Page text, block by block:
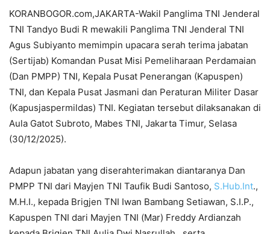
KORANBOGOR.com,JAKARTA-Wakil Panglima TNI Jenderal
TNI Tandyo Budi R mewakili Panglima TNI Jenderal TNI
Agus Subiyanto memimpin upacara serah terima jabatan
(Sertijab) Komandan Pusat Misi Pemeliharaan Perdamaian
(Dan PMPP) TNI, Kepala Pusat Penerangan (Kapuspen)
TNI, dan Kepala Pusat Jasmani dan Peraturan Militer Dasar
(Kapusjaspermildas) TNI. Kegiatan tersebut dilaksanakan di
Aula Gatot Subroto, Mabes TNI, Jakarta Timur, Selasa
(30/12/2025).
Adapun jabatan yang diserahterimakan diantaranya Dan
PMPP TNI dari Mayjen TNI Taufik Budi Santoso, S.Hub.Int.,
M.H.I., kepada Brigjen TNI Iwan Bambang Setiawan, S.I.P.,
Kapuspen TNI dari Mayjen TNI (Mar) Freddy Ardianzah